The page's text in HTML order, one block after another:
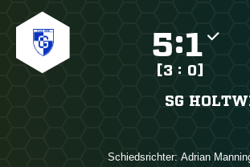
:
[3 : 0]
SG
Schiedsrichter: 